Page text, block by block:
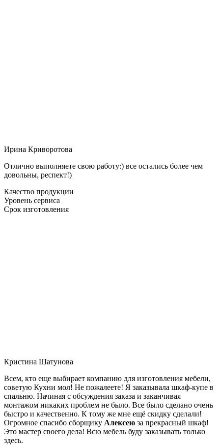
Ирина Криворотова
Отлично выполняете свою работу:) все остались более чем
довольны, респект!)
Качество продукции
Уровень сервиса
Срок изготовления
Кристина Шатунова
Всем, кто еще выбирает компанию для изготовления мебели,
советую Кухни мол! Не пожалеете! Я заказывала шкаф-купе в
спальню. Начиная с обсуждения заказа и заканчивая
монтажом никаких проблем не было. Все было сделано очень
быстро и качественно. К тому же мне ещё скидку сделали!
Огромное спасибо сборщику Алексею за прекрасный шкаф!
Это мастер своего дела! Всю мебель буду заказывать только
здесь.